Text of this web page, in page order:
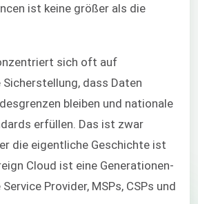
ist keine größer als die
sich oft auf
Sicherstellung, dass Daten
bleiben und nationale
erfüllen. Das ist zwar
die eigentliche Geschichte ist
Cloud ist eine Generationen-
Provider, MSPs, CSPs und